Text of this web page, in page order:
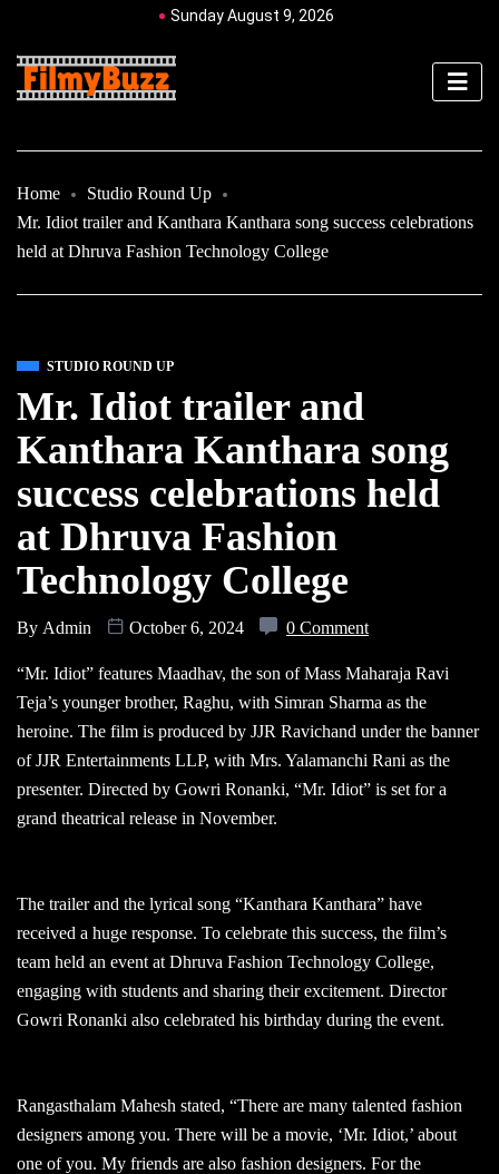
Sunday August 9, 2026
Home
Studio Round Up
Mr. Idiot trailer and Kanthara Kanthara song success celebrations
held at Dhruva Fashion Technology College
STUDIO ROUND UP
Mr. Idiot trailer and
Kanthara Kanthara song
success celebrations held
at Dhruva Fashion
Technology College
By Admin October 6, 2024 0 Comment
“Mr. Idiot” features Maadhav, the son of Mass Maharaja Ravi
Teja’s younger brother, Raghu, with Simran Sharma as the
heroine. The film is produced by JJR Ravichand under the banner
of JJR Entertainments LLP, with Mrs. Yalamanchi Rani as the
presenter. Directed by Gowri Ronanki, “Mr. Idiot” is set for a
grand theatrical release in November.
The trailer and the lyrical song “Kanthara Kanthara” have
received a huge response. To celebrate this success, the film’s
team held an event at Dhruva Fashion Technology College,
engaging with students and sharing their excitement. Director
Gowri Ronanki also celebrated his birthday during the event.
Rangasthalam Mahesh stated, “There are many talented fashion
designers among you. There will be a movie, ‘Mr. Idiot,’ about
one of you. My friends are also fashion designers. For the